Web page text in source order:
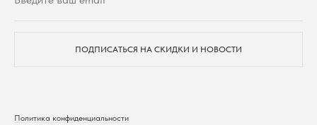
ПОДПИСАТЬСЯ НА СКИДКИ И НОВОСТИ
Политика конфиденциальности